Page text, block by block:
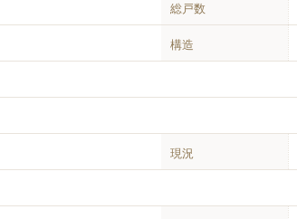
総戸数
構造
現況